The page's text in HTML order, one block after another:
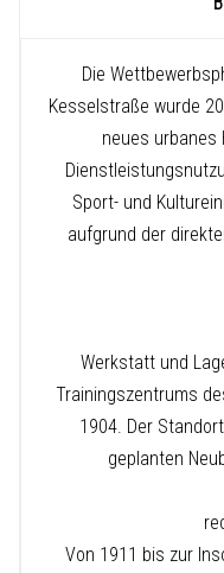
Die
Kesselstraße wurde
neues urbanes
Sport- und
aufgrund der
Werkstatt und
Trainingszentrums
1904. Der
geplanten
Von 1911 bis zur